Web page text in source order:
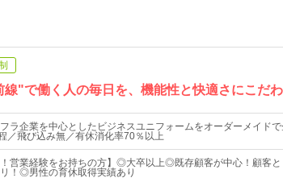
"で働く人の毎日を、機能性と快適さにこだ
ラ企業を中心としたビジネスユニフォームをオーダーメイドで
／飛び込み無／有休消化率70％以上
営業経験をお持ちの方】◎大卒以上◎既存顧客が中心！顧客と
！◎男性の育休取得実績あり